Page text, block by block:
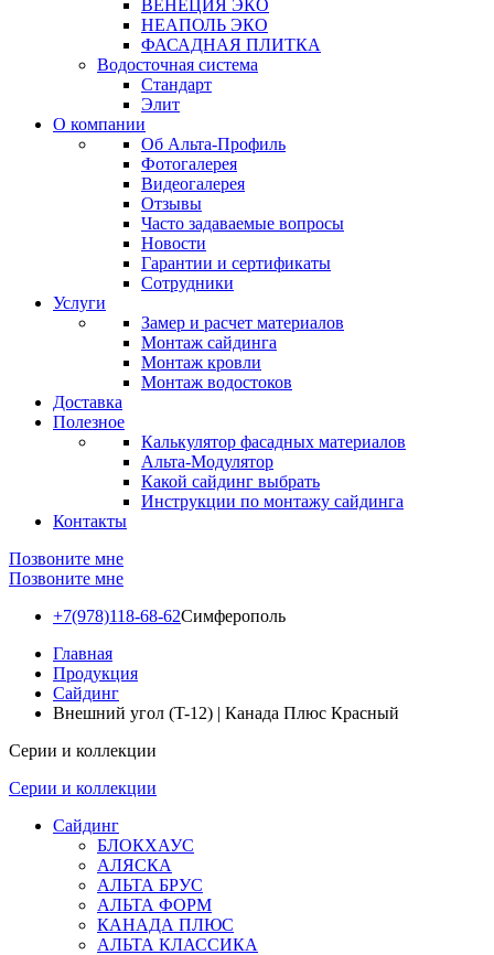
ВЕНЕЦИЯ ЭКО
НЕАПОЛЬ ЭКО
ФАСАДНАЯ ПЛИТКА
Водосточная система
Стандарт
Элит
О компании
Об Альта-Профиль
Фотогалерея
Видеогалерея
Отзывы
Часто задаваемые вопросы
Новости
Гарантии и сертификаты
Сотрудники
Услуги
Замер и расчет материалов
Монтаж сайдинга
Монтаж кровли
Монтаж водостоков
Доставка
Полезное
Калькулятор фасадных материалов
Альта-Модулятор
Какой сайдинг выбрать
Инструкции по монтажу сайдинга
Контакты
Позвоните мне
Позвоните мне
+7(978)118-68-62Симферополь
Главная
Продукция
Сайдинг
Внешний угол (T-12) | Канада Плюс Красный
Серии и коллекции
Серии и коллекции
Сайдинг
БЛОКХАУС
АЛЯСКА
АЛЬТА БРУС
АЛЬТА ФОРМ
КАНАДА ПЛЮС
АЛЬТА КЛАССИКА